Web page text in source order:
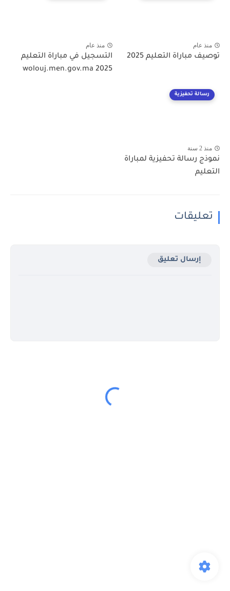
منذ عام
توصيف مباراة التعليم 2025
منذ عام
التسجيل في مباراة التعليم
2025 wolouj.men.gov.ma
رسالة تحفيزية
منذ 2 سنة
نموذج رسالة تحفيزية لمباراة
التعليم
تعليقات
إرسال تعليق